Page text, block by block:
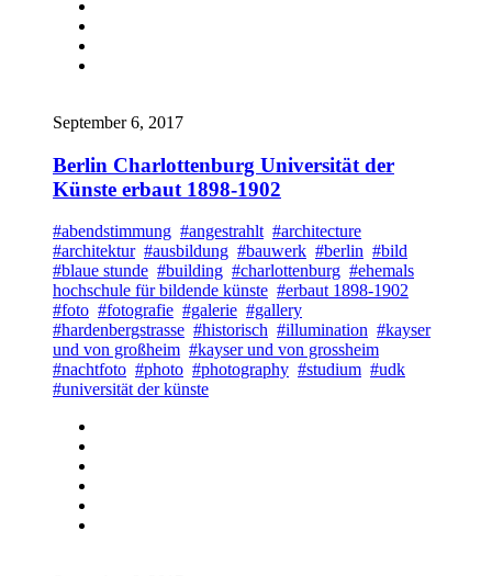
September 6, 2017
Berlin Charlottenburg Universität der
Künste erbaut 1898-1902
#abendstimmung #angestrahlt #architecture
#architektur #ausbildung #bauwerk #berlin #bild
#blaue stunde #building #charlottenburg #ehemals
hochschule für bildende künste #erbaut 1898-1902
#foto #fotografie #galerie #gallery
#hardenbergstrasse #historisch #illumination #kayser
und von großheim #kayser und von grossheim
#nachtfoto #photo #photography #studium #udk
#universität der künste